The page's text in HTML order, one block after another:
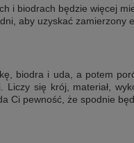
i biodrach będzie więcej
aby uzyskać zamierzony
biodra i uda, a potem
Liczy się krój, materiał,
pewność, że spodnie